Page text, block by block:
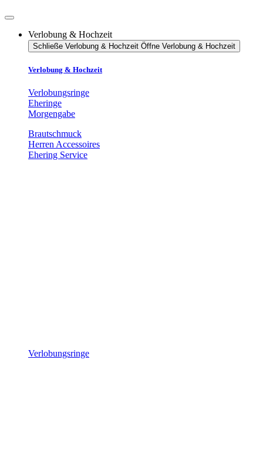
Verlobung & Hochzeit
Schließe Verlobung & Hochzeit Öffne Verlobung & Hochzeit
Verlobung & Hochzeit
Verlobungsringe
Eheringe
Morgengabe
Brautschmuck
Herren Accessoires
Ehering Service
Verlobungsringe